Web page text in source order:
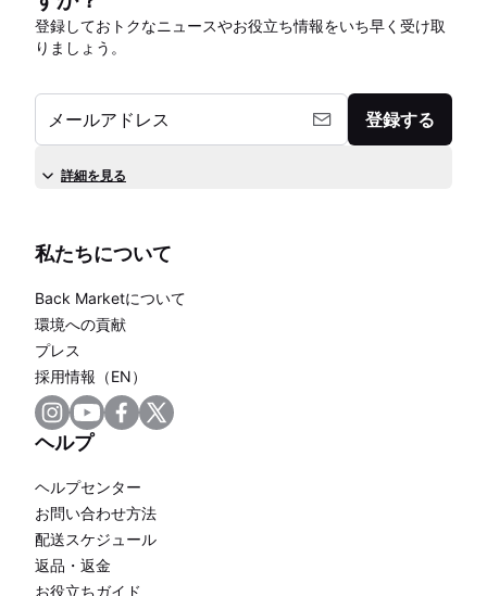
登録しておトクなニュースやお役立ち情報をいち早く受け取
りましょう。
メールアドレス 登録する
詳細を見る
私たちについて
Back Marketについて
環境への貢献
プレス
採用情報（EN）
ヘルプ
ヘルプセンター
お問い合わせ方法
配送スケジュール
返品・返金
お役立ちガイド